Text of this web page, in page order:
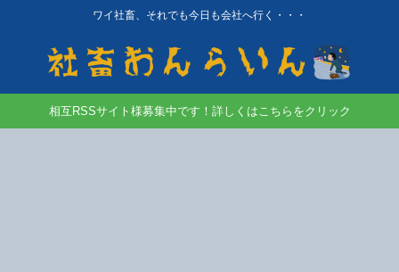
ワイ社畜、それでも今日も会社へ行く・・・
相互RSSサイト様募集中です！詳しくはこちらをクリック